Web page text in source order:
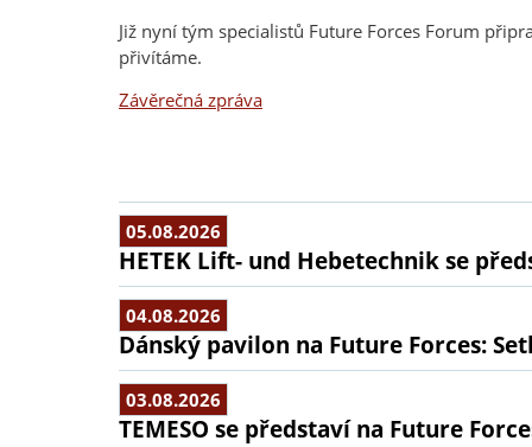
Již nyní tým specialistů Future Forces Forum
přivítáme.
Závěrečná zpráva
05.08.2026
HETEK Lift- und Hebetechnik se
04.08.2026
Dánský pavilon na Future Forces:
03.08.2026
TEMESO se představí na Future